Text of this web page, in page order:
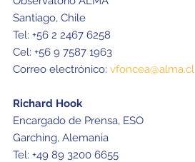
Santiago, Chile
Tel: +56 2 2467 6258
Cel: +56 9 7587 1963
Correo electrónico: vfoncea@alma.cl
Richard Hook
Encargado de Prensa, ESO
Garching, Alemania
Tel: +49 89 3200 6655